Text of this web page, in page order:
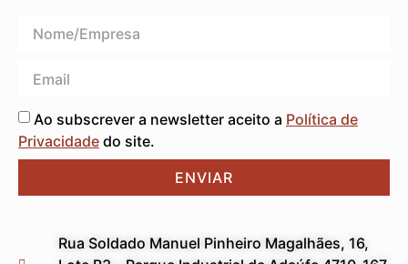
Ao subscrever a newsletter aceito a Política de
Privacidade do site.
ENVIAR
Rua Soldado Manuel Pinheiro Magalhães, 16,